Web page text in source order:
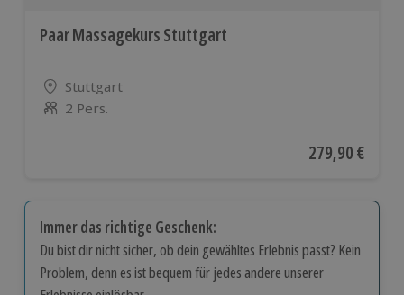
Paar Massagekurs Stuttgart
Standort
Stuttgart
Anzahl der Teilnehmer
2 Pers.
Aktueller Preis
279,90 €
Immer das richtige Geschenk:
Du bist dir nicht sicher, ob dein gewähltes Erlebnis passt? Kein
Problem, denn es ist bequem für jedes andere unserer